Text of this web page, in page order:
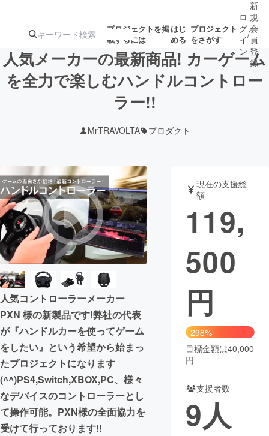
プロジェクトを掲
載するには
はじ
める
プロジェクト
をさがす
注目の新着プロ募集終了が近いプ
テクノロジー・ガジェット
映像・映画 書籍・雑誌
ビジネス・起業 チャレンジ
CAMPFIRE for Social Good
CAMPFIRE Creation
CAMPFIREふるさと納税machi-ya コミュニティ
ロ
グ
イ
ン
/
新
規
会
員
登
録
人気メーカーの最新商品! カーゲーム
を全力で楽しむハンドルコントロー
ラー!!
MrTRAVOLTA プロダクト
人気コントローラーメーカー
PXN 様の新製品です!弊社の代表
が『ハンドルカーを使ってゲーム
をしたい』という希望から始まっ
たプロジェクトになります
(^^)PS4,Switch,XBOX,PC、様々
なデバイスのコントローラーとし
て操作可能。PXN様の全面協力を
受けて行っております!!
現在の支援総
額
119,
500
円
298%
目標金額は40,000
円
支援者数
9人